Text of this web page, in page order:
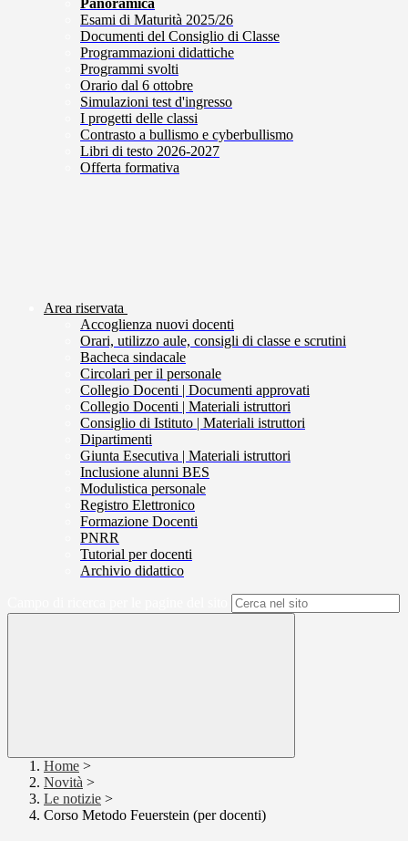
Panoramica
Esami di Maturità 2025/26
Documenti del Consiglio di Classe
Programmazioni didattiche
Programmi svolti
Orario dal 6 ottobre
Simulazioni test d'ingresso
I progetti delle classi
Contrasto a bullismo e cyberbullismo
Libri di testo 2026-2027
Offerta formativa
Area riservata
Accoglienza nuovi docenti
Orari, utilizzo aule, consigli di classe e scrutini
Bacheca sindacale
Circolari per il personale
Collegio Docenti | Documenti approvati
Collegio Docenti | Materiali istruttori
Consiglio di Istituto | Materiali istruttori
Dipartimenti
Giunta Esecutiva | Materiali istruttori
Inclusione alunni BES
Modulistica personale
Registro Elettronico
Formazione Docenti
PNRR
Tutorial per docenti
Archivio didattico
Home >
Novità >
Le notizie >
Corso Metodo Feuerstein (per docenti)